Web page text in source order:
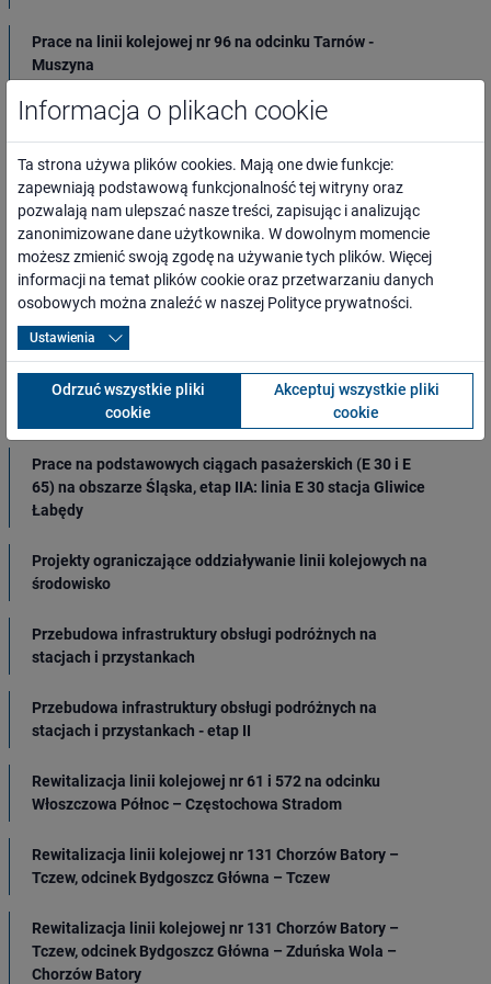
Prace na linii kolejowej nr 96 na odcinku Tarnów -
Muszyna
Prace na linii kolejowej 273 na odcinku Rudna Gwizdanów
– Głogów (tor nr 2)
Prace na linii kolejowej nr 169 na odcinku Tychy –
Orzesze Jaśkowice
Prace na linii nr 7 na odcinku Lublin – Dorohusk
Prace na linii nr 35 na odcinku Chorzele - Szymany
Prace na Obwodnicy Towarowej Poznania
Prace na odcinku Kościerzyna - Gdynia
Prace na podstawowych ciągach pasażerskich (E 30 i E
65) na obszarze Śląska, etap IIA: linia E 30 stacja Gliwice
Łabędy
Projekty ograniczające oddziaływanie linii kolejowych na
środowisko
Przebudowa infrastruktury obsługi podróżnych na
stacjach i przystankach
Przebudowa infrastruktury obsługi podróżnych na
stacjach i przystankach - etap II
Rewitalizacja linii kolejowej nr 61 i 572 na odcinku
Włoszczowa Północ – Częstochowa Stradom
Rewitalizacja linii kolejowej nr 131 Chorzów Batory –
Tczew, odcinek Bydgoszcz Główna – Tczew
Rewitalizacja linii kolejowej nr 131 Chorzów Batory –
Tczew, odcinek Bydgoszcz Główna – Zduńska Wola –
Chorzów Batory
Informacja o plikach cookie
Ta strona używa plików cookies. Mają one dwie funkcje:
zapewniają podstawową funkcjonalność tej witryny oraz
pozwalają nam ulepszać nasze treści, zapisując i analizując
zanonimizowane dane użytkownika. W dowolnym momencie
możesz zmienić swoją zgodę na używanie tych plików. Więcej
informacji na temat plików cookie oraz przetwarzaniu danych
osobowych można znaleźć w naszej Polityce prywatności.
Ustawienia
Odrzuć wszystkie pliki
cookie
Akceptuj wszystkie pliki
cookie